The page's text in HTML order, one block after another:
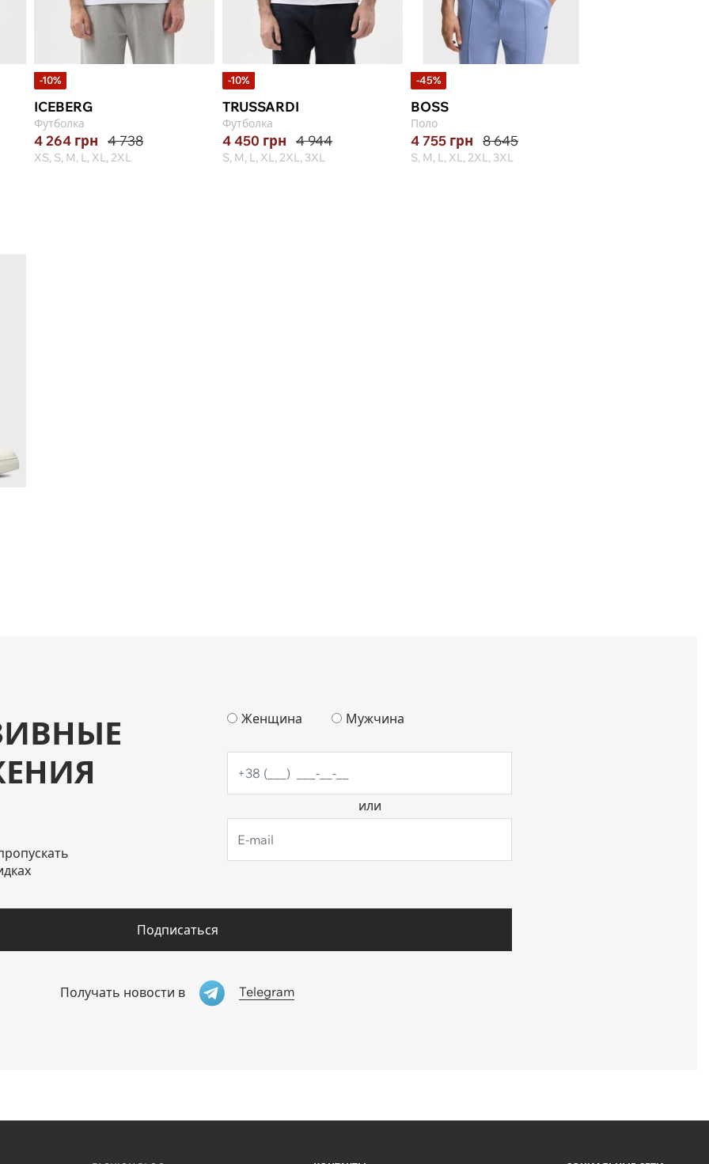
-10%
ICEBERG
Футболка
4 264 грн 4 738
XS, S, M, L, XL, 2XL
-10%
TRUSSARDI
Футболка
4 450 грн 4 944
S, M, L, XL, 2XL, 3XL
-45%
BOSS
Поло
4 755 грн 8 645
S, M, L, XL, 2XL, 3XL
Женщина Мужчина
или
Подписаться
Получать новости в Telegram